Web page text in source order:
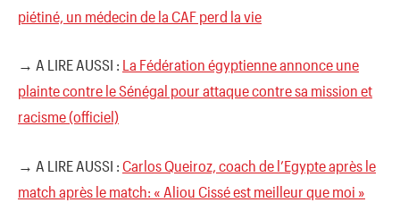
piétiné, un médecin de la CAF perd la vie
→ A LIRE AUSSI : La Fédération égyptienne annonce une
plainte contre le Sénégal pour attaque contre sa mission et
racisme (officiel)
→ A LIRE AUSSI : Carlos Queiroz, coach de l’Egypte après le
match après le match: « Aliou Cissé est meilleur que moi »